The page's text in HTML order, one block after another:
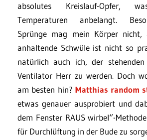
absolutes Kreislauf-Opfer,
Temperaturen anbelangt.
Sprünge mag mein Körper nicht,
anhaltende Schwüle ist nicht so
natürlich auch ich, der
Ventilator Herr zu werden. Doch
am besten hin? Matthias random
etwas genauer ausprobiert und
dem Fenster RAUS wirbel“-
für Durchlüftung in der Bude zu